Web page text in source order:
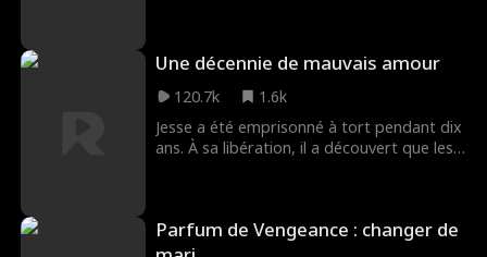
'Dieu de l'Investissement.' Finalement, il
devient un magnat respecté, créant une
légende inégalée.
Une décennie de mauvais amour
120.7k
1.6k
Jesse a été emprisonné à tort pendant dix
ans. À sa libération, il a découvert que les
décidé de divorcer et de quitter la ville. À
Tont City, il a reconstruit sa vie, devenant
Parfum de Vengeance : changer de